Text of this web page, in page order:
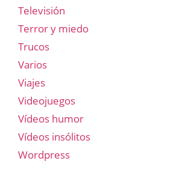
Televisión
Terror y miedo
Trucos
Varios
Viajes
Videojuegos
Vídeos humor
Vídeos insólitos
Wordpress